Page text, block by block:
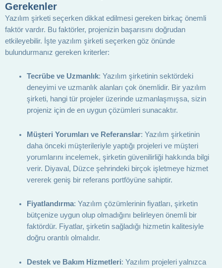
Gerekenler
Yazılım şirketi seçerken dikkat edilmesi gereken birkaç önemli
faktör vardır. Bu faktörler, projenizin başarısını doğrudan
etkileyebilir. İşte yazılım şirketi seçerken göz önünde
bulundurmanız gereken kriterler:
Tecrübe ve Uzmanlık: Yazılım şirketinin sektördeki
deneyimi ve uzmanlık alanları çok önemlidir. Bir yazılım
şirketi, hangi tür projeler üzerinde uzmanlaşmışsa, sizin
projeniz için de en uygun çözümleri sunacaktır.
Müşteri Yorumları ve Referanslar: Yazılım şirketinin
daha önceki müşterileriyle yaptığı projeleri ve müşteri
yorumlarını incelemek, şirketin güvenilirliği hakkında bilgi
verir. Diyaval, Düzce şehrindeki birçok işletmeye hizmet
vererek geniş bir referans portföyüne sahiptir.
Fiyatlandırma: Yazılım çözümlerinin fiyatları, şirketin
bütçenize uygun olup olmadığını belirleyen önemli bir
faktördür. Fiyatlar, şirketin sağladığı hizmetin kalitesiyle
doğru orantılı olmalıdır.
Destek ve Bakım Hizmetleri: Yazılım projeleri yalnızca